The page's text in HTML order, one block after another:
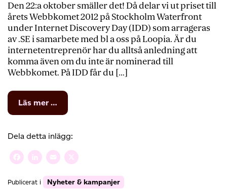
Den 22:a oktober smäller det! Då delar vi ut priset till
årets Webbkomet 2012 på Stockholm Waterfront
under Internet Discovery Day (IDD) som arrageras
av .SE i samarbete med bl a oss på Loopia. Är du
internetentreprenör har du alltså anledning att
komma även om du inte är nominerad till
Webbkomet. På IDD får du […]
Läs mer …
Kom
Webbkomet-
prisutdelning
och
Internet
Day
Dela detta inlägg:
Facebook
LinkedIn
Email
Publicerat i Nyheter & kampanjer